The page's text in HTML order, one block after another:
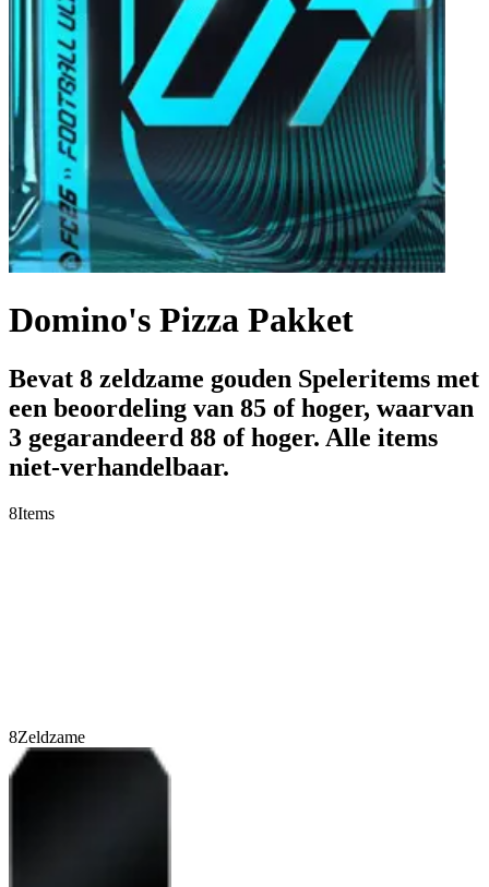
Domino's Pizza Pakket
Bevat 8 zeldzame gouden Speleritems met
een beoordeling van 85 of hoger, waarvan
3 gegarandeerd 88 of hoger. Alle items
niet-verhandelbaar.
8Items
8Zeldzame